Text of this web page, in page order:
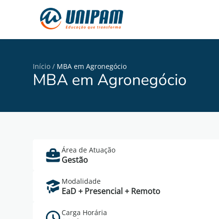
Início / MBA em Agronegócio
MBA em Agronegócio
Área de Atuação
Gestão
Modalidade
EaD + Presencial + Remoto
Carga Horária